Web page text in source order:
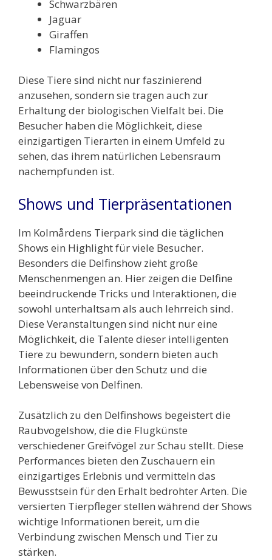
Schwarzbären
Jaguar
Giraffen
Flamingos
Diese Tiere sind nicht nur faszinierend
anzusehen, sondern sie tragen auch zur
Erhaltung der biologischen Vielfalt bei. Die
Besucher haben die Möglichkeit, diese
einzigartigen Tierarten in einem Umfeld zu
sehen, das ihrem natürlichen Lebensraum
nachempfunden ist.
Shows und Tierpräsentationen
Im Kolmårdens Tierpark sind die täglichen
Shows ein Highlight für viele Besucher.
Besonders die Delfinshow zieht große
Menschenmengen an. Hier zeigen die Delfine
beeindruckende Tricks und Interaktionen, die
sowohl unterhaltsam als auch lehrreich sind.
Diese Veranstaltungen sind nicht nur eine
Möglichkeit, die Talente dieser intelligenten
Tiere zu bewundern, sondern bieten auch
Informationen über den Schutz und die
Lebensweise von Delfinen.
Zusätzlich zu den Delfinshows begeistert die
Raubvogelshow, die die Flugkünste
verschiedener Greifvögel zur Schau stellt. Diese
Performances bieten den Zuschauern ein
einzigartiges Erlebnis und vermitteln das
Bewusstsein für den Erhalt bedrohter Arten. Die
versierten Tierpfleger stellen während der Shows
wichtige Informationen bereit, um die
Verbindung zwischen Mensch und Tier zu
stärken.